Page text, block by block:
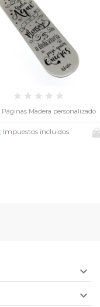
Marcapáginas
23,90 €Impuestos

